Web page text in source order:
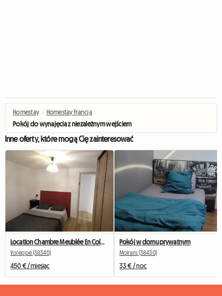
Homestay › Homestay Francja ›
Pokój do wynajęcia z niezależnym wejściem
Inne oferty, które mogą Cię zainteresować
Voreppe (38340)
450 € / miesiąc
Pokój w domu prywatnym
Moirans (38430)
33 € / noc